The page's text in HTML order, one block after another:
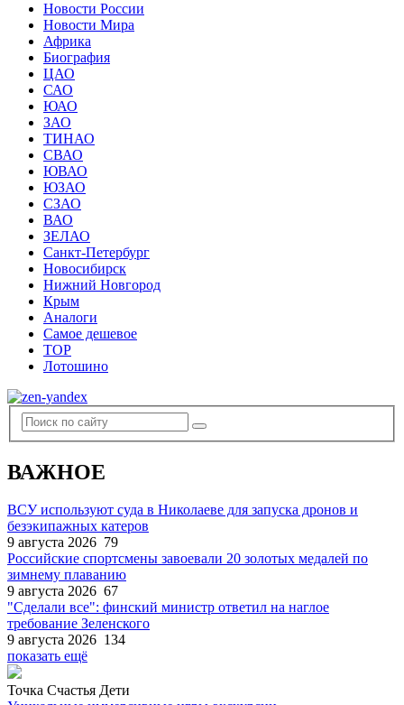
Новости России
Новости Мира
Африка
Биография
ЦАО
САО
ЮАО
ЗАО
ТИНАО
СВАО
ЮВАО
ЮЗАО
СЗАО
ВАО
ЗЕЛАО
Санкт-Петербург
Новосибирск
Нижний Новгород
Крым
Аналоги
Самое дешевое
TOP
Лотошино
ВАЖНОЕ
ВСУ используют суда в Николаеве для запуска дронов и
безэкипажных катеров
9 августа 2026 79
Российские спортсмены завоевали 20 золотых медалей по
зимнему плаванию
9 августа 2026 67
"Сделали все": финский министр ответил на наглое
требование Зеленского
9 августа 2026 134
показать ещё
Точка Счастья Дети